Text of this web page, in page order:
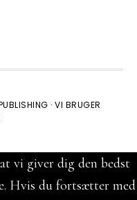
· VI BRUGER
vi giver dig den bedst
Hvis du fortsætter med